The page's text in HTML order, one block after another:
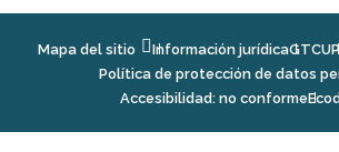
Mapa del sitio Información jurídicaGTCU
Política de protección de datos
Accesibilidad: no conforme